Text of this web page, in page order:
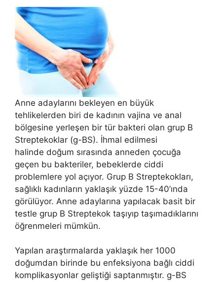
Anne adaylarını bekleyen en büyük
tehlikelerden biri de kadının vajina ve anal
bölgesine yerleşen bir tür bakteri olan grup B
Streptekoklar (g-BS). İhmal edilmesi
halinde doğum sırasında anneden çocuğa
geçen bu bakteriler, bebeklerde ciddi
problemlere yol açıyor. Grup B Streptekokları,
sağlıklı kadınların yaklaşık yüzde 15-40’ında
görülüyor. Anne adaylarına yapılacak basit bir
testle grup B Streptekok taşıyıp taşımadıklarını
öğrenmeleri mümkün.
Yapılan araştırmalarda yaklaşık her 1000
doğumdan birinde bu enfeksiyona bağlı ciddi
komplikasyonlar geliştiği saptanmıştır. g-BS